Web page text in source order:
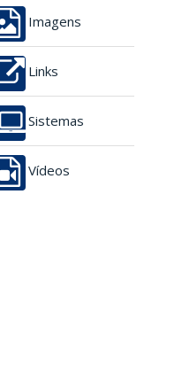
Imagens
Links
Sistemas
Vídeos